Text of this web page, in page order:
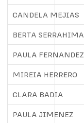
CANDELA MEJIAS
BERTA SERRAHIMA
PAULA FERNANDEZ
MIREIA HERRERO
CLARA BADIA
PAULA JIMENEZ